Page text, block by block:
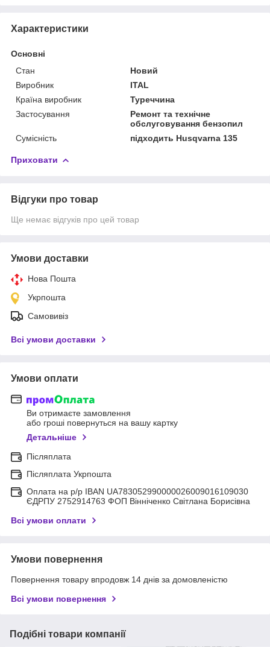
Характеристики
Основні
Стан
Новий
Виробник
ITAL
Країна виробник
Туреччина
Застосування
Ремонт та технічне
обслуговування бензопил
Сумісність
підходить Husqvarna 135
Приховати
Відгуки про товар
Ще немає відгуків про цей товар
Умови доставки
Нова Пошта
Укрпошта
Самовивіз
Всі умови доставки
Умови оплати
Ви отримаєте замовлення
або гроші повернуться на вашу картку
Детальніше
Післяплата
Післяплата Укрпошта
Оплата на р/р IBAN UA783052990000026009016109030
ЄДРПУ 2752914763 ФОП Вінніченко Світлана Борисівна
Всі умови оплати
Умови повернення
Повернення товару впродовж 14 днів за домовленістю
Всі умови повернення
Подібні товари компанії